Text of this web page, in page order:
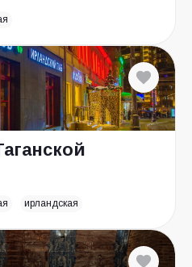
ирландская